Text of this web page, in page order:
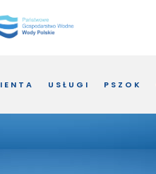
USŁUGI PSZOK